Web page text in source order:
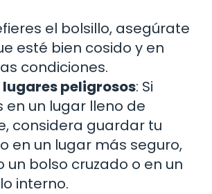
el bolsillo, asegúrate
esté bien cosido y en
condiciones.
lugares peligrosos: Si
en un lugar lleno de
considera guardar tu
en un lugar más seguro,
un bolso cruzado o en un
interno.